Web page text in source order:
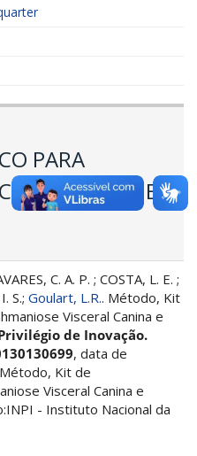
PARA
CANINA E
C. A. P. ; COSTA, L. E. ;
S.; Goulart, L.R.. Método, Kit
Visceral Canina e
de Inovação.
, data de
Kit de
Visceral Canina e
- Instituto Nacional da